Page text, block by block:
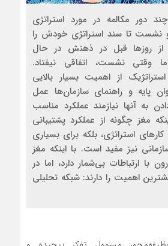
دور مکالمه در مورد استراتژی
تا سند استراتژی خودش را
از روزها قبل در ذهنش در حال
وقتی نشست، اتفاقی نیفتاد.
از اهمیت بسیار بالایی
پایه و راهنمای سازمان‌ها عمل
به آنها نیازمند عملکرد مناسب
مغز چگونه از عملکرد پشتیبانی
کارهای استراتژی، بلکه برای بسیاری
نیز مفید است. با اینکه مغز
نورون با ارتباطات بی‌شمار دارد، اما در
اهمیت را دارند: شبکه تحلیلی